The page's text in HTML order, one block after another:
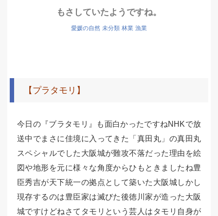
もさしていたようですね。
愛媛の自然 未分類 林業 漁業
【プラタモリ】
今日の『ブラタモリ』も面白かったですねNHKで放
送中でまさに佳境に入ってきた「真田丸」の真田丸
スペシャルでした大阪城が難攻不落だった理由を絵
図や地形を元に様々な角度からひもときましたね豊
臣秀吉が天下統一の拠点として築いた大阪城しかし
現存するのは豊臣家は滅びた後徳川家が造った大阪
城ですけどねさてタモリという芸人はタモリ自身が